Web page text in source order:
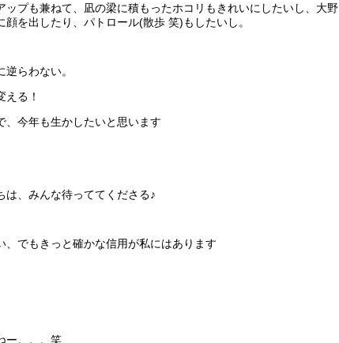
ップも兼ねて、凪の梁に積もったホコリもきれいにしたいし、大野
を出したり、パトロール(散歩 笑)もしたいし。
らわない。
える！
、今年も生かしたいと思います
は、みんな待っててくださる♪
、でもきっと確かな信用が私にはあります
ー。。。笑